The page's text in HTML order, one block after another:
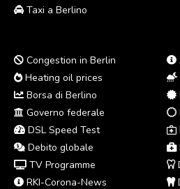
Taxi a Berlino
Congestion in Berlin
Heating oil prices
Borsa di Berlino
Governo federale
DSL Speed Test
Debito globale
TV Programme
RKI-Corona-News